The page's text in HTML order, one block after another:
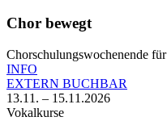
Chor bewegt
Chorschulungswochenende
INFO
EXTERN BUCHBAR
13.11. – 15.11.2026
Vokalkurse